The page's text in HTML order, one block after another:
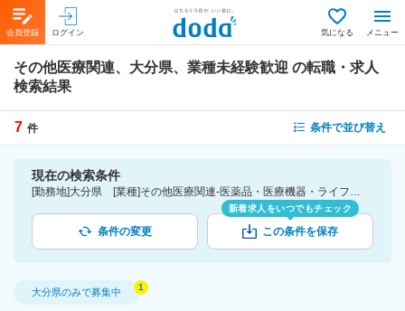
会員登録 ログイン 気になる メニュー
その他医療関連、大分県、業種未経験歓迎 の転職・求人
検索結果
7 件 条件で並び替え
現在の検索条件
[勤務地]大分県 [業種]その他医療関連-医薬品・医療機器・ライフサイエンス・医療系サービス [こだわり条件ピックアップ]業種未経験歓迎 [詳細条件](募集・採用情報)業種未経験歓迎
条件の変更
新着求人をいつでもチェック
この条件を保存
大分県のみで募集中